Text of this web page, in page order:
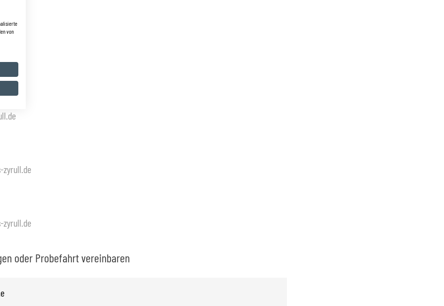
zyrull.de
zyrull.de
oder Probefahrt vereinbaren
von